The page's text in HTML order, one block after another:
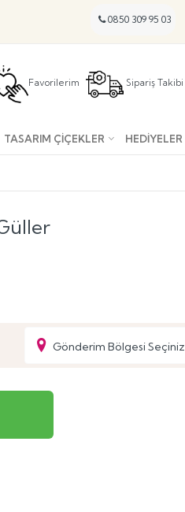
0850 309 95 03
Favorilerim Sipariş Takibi
TASARIM ÇIÇEKLER HEDIYELER
Gönderim Bölgesi Seçiniz